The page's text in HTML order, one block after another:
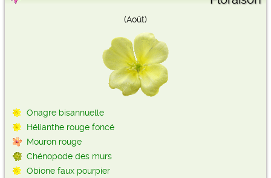
(Août)
Onagre bisannuelle
Hélianthe rouge foncé
Mouron rouge
Chénopode des murs
Obione faux pourpier